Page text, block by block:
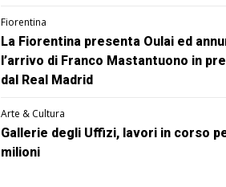
Fiorentina
La Fiorentina presenta Oulai ed
l’arrivo di Franco Mastantuono in
dal Real Madrid
Arte & Cultura
Gallerie degli Uffizi, lavori in corso
milioni